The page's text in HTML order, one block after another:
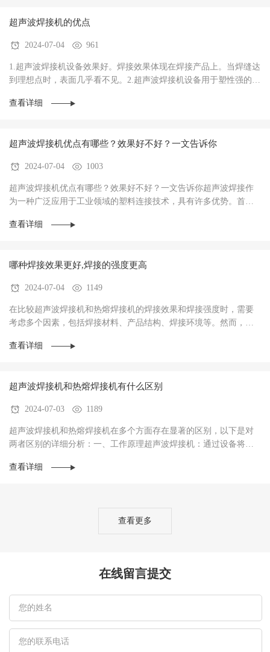
超声波焊接机的优点
2024-07-04 961
1.超声波焊接机设备效果好。焊接效果体现在焊接产品上。当焊缝达
到理想点时，表面几乎看不见。2.超声波焊接机设备用于塑性强的塑
查看详细
超声波焊接机优点有哪些？效果好不好？一文告诉你
2024-07-04 1003
超声波焊接机优点有哪些？效果好不好？一文告诉你超声波焊接作
为一种广泛应用于工业领域的塑料连接技术，具有许多优势。首
查看详细
哪种焊接效果更好,焊接的强度更高
2024-07-04 1149
在比较超声波焊接机和热熔焊接机的焊接效果和焊接强度时，需要
考虑多个因素，包括焊接材料、产品结构、焊接环境等。然而，从
查看详细
超声波焊接机和热熔焊接机有什么区别
2024-07-03 1189
超声波焊接机和热熔焊接机在多个方面存在显著的区别，以下是对
两者区别的详细分析：一、工作原理超声波焊接机：通过设备将市
查看详细
查看更多
在线留言提交